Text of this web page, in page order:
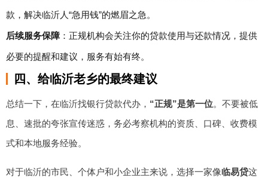
款，解决临沂人“急用钱”的燃眉之急。
后续服务保障：正规机构会关注你的贷款使用与还款情况，提供
必要的提醒和建议，服务有始有终。
四、给临沂老乡的最终建议
总结一下，在临沂找银行贷款代办， “正规”是第一位。不要被低
息、速批的夸张宣传迷惑，务必考察机构的资质、口碑、收费模
式和本地服务经验。
对于临沂的市民、个体户和小企业主来说，选择一家像临易贷这